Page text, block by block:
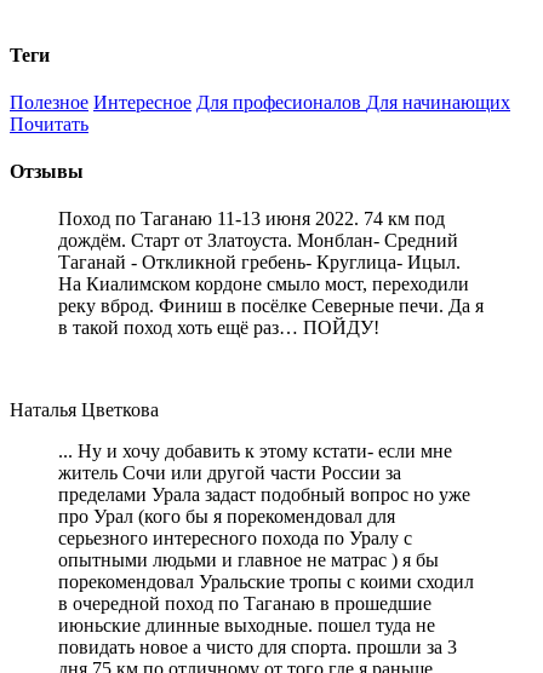
Теги
Полезное Интересное Для професионалов Для начинающих
Почитать
Отзывы
Поход по Таганаю 11-13 июня 2022. 74 км под
дождём. Старт от Златоуста. Монблан- Средний
Таганай - Откликной гребень- Круглица- Ицыл.
На Киалимском кордоне смыло мост, переходили
реку вброд. Финиш в посёлке Северные печи. Да я
в такой поход хоть ещё раз… ПОЙДУ!
Наталья Цветкова
... Ну и хочу добавить к этому кстати- если мне
житель Сочи или другой части России за
пределами Урала задаст подобный вопрос но уже
про Урал (кого бы я порекомендовал для
серьезного интересного похода по Уралу с
опытными людьми и главное не матрас ) я бы
порекомендовал Уральские тропы с коими сходил
в очередной поход по Таганаю в прошедшие
июньские длинные выходные. пошел туда не
повидать новое а чисто для спорта. прошли за 3